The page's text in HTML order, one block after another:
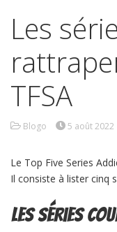
Les
TFSA
Blogo 5 août 2022
Le Top Five Series
Il consiste à lister cinq
Les séries